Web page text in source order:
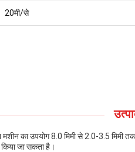
20मी/से
मशीन का उपयोग 8.0 मिमी से 2.0-3.5 मिमी
किया जा सकता है।